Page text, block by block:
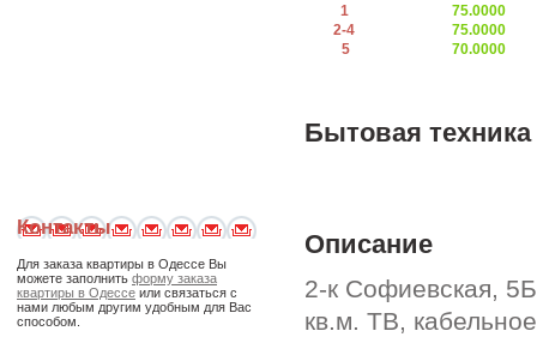
Контакты
Для заказа квартиры в Одессе Вы
можете заполнить форму заказа
квартиры в Одессе или связаться с
нами любым другим удобным для Вас
способом.
1
2-4
5
75.0000
75.0000
70.0000
Бытовая техника
Описание
2-к Софиевская,
кв.м. ТВ,